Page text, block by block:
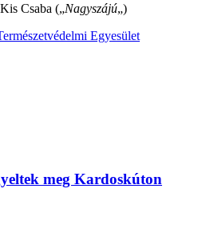
Csaba („Nagyszájú„)
Egyesület
meg Kardoskúton